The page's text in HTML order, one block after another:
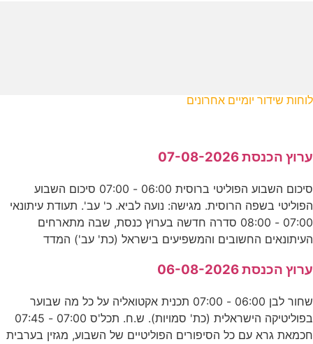
לוחות שידור יומיים אחרונים
ערוץ הכנסת 07-08-2026
סיכום השבוע הפוליטי ברוסית 06:00 - 07:00 סיכום השבוע
הפוליטי בשפה הרוסית. מגישה: נועה לביא. כ' עב'. תעודת עיתונאי
07:00 - 08:00 סדרה חדשה בערוץ כנסת, שבה מתארחים
העיתונאים החשובים והמשפיעים בישראל (כת' עב') המדד
ערוץ הכנסת 06-08-2026
שחור לבן 06:00 - 07:00 תכנית אקטואליה על כל מה שבוער
בפוליטיקה הישראלית (כת' סמויות). ש.ח. תכל'ס 07:00 - 07:45
חכמאת גרא עם כל הסיפורים הפוליטיים של השבוע, מגזין בערבית